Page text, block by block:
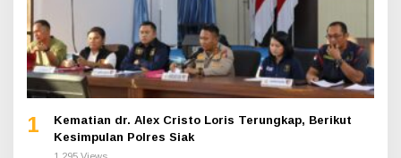
1
Kematian dr. Alex Cristo Loris Terungkap, Berikut
Kesimpulan Polres Siak